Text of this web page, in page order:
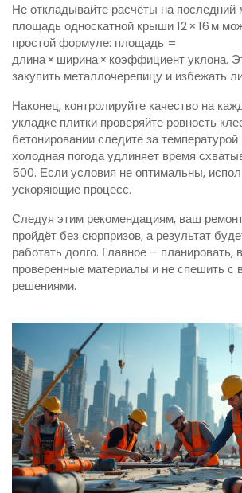
Не откладывайте расчёты на
площадь односкатной крыши 12 × 16 м
простой формуле: площадь =
длина × ширина × коэффициент уклона.
закупить металлочерепицу и избежать
Наконец, контролируйте качество на
укладке плитки проверяйте ровность
бетонировании следите за
холодная погода удлиняет время
500. Если условия не оптимальны,
ускоряющие процесс.
Следуя этим рекомендациям, ваш
пройдёт без сюрпризов, а результат
работать долго. Главное – планировать,
проверенные материалы и не спешить с
решениями.